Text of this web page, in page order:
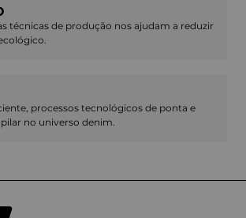
técnicas de produção nos ajudam a reduzir
processos tecnológicos de ponta e
no universo denim.